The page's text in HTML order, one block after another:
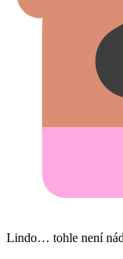
Lindo… tohle není